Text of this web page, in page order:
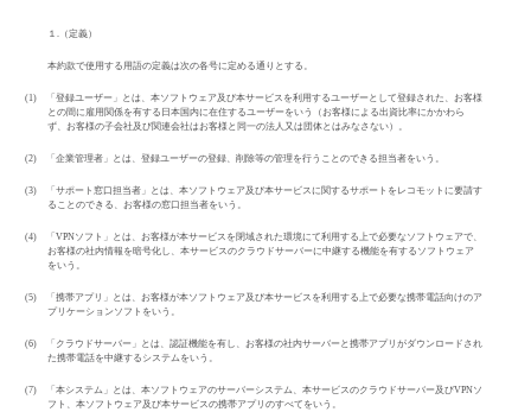
１. （定義）
本約款で使用する用語の定義は次の各号に定める通りとする。
(1)
「登録ユーザー」とは、本ソフトウェア及び本サービスを利用するユーザーとして登録された、お客様
との間に雇用関係を有する日本国内に在住するユーザーをいう（お客様による出資比率にかかわら
ず、お客様の子会社及び関連会社はお客様と同一の法人又は団体とはみなさない）。
(2) 「企業管理者」とは、登録ユーザーの登録、削除等の管理を行うことのできる担当者をいう。
(3)
「サポート窓口担当者」とは、本ソフトウェア及び本サービスに関するサポートをレコモットに要請す
ることのできる、お客様の窓口担当者をいう。
(4) 「VPNソフト」とは、お客様が本サービスを閉域された環境にて利用する上で必要なソフトウェアで、
お客様の社内情報を暗号化し、本サービスのクラウドサーバーに中継する機能を有するソフトウェア
をいう。
(5)
「携帯アプリ」とは、お客様が本ソフトウェア及び本サービスを利用する上で必要な携帯電話向けのア
プリケーションソフトをいう。
(6)
「クラウドサーバー」とは、認証機能を有し、お客様の社内サーバーと携帯アプリがダウンロードされ
た携帯電話を中継するシステムをいう。
(7) 「本システム」とは、本ソフトウェアのサーバーシステム、本サービスのクラウドサーバー及びVPNソ
フト、本ソフトウェア及び本サービスの携帯アプリのすべてをいう。